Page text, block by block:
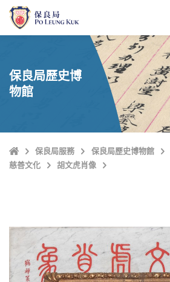
保良局歷史博
物館
主
頁
保良局服務 保良局歷史博物館
慈善文化
胡文虎肖像